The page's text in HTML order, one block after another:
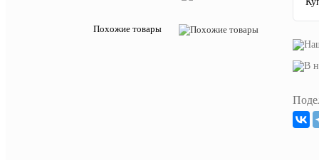
Похожие товары
Добавить
отзыв
товара:
BAUER
VAPOR